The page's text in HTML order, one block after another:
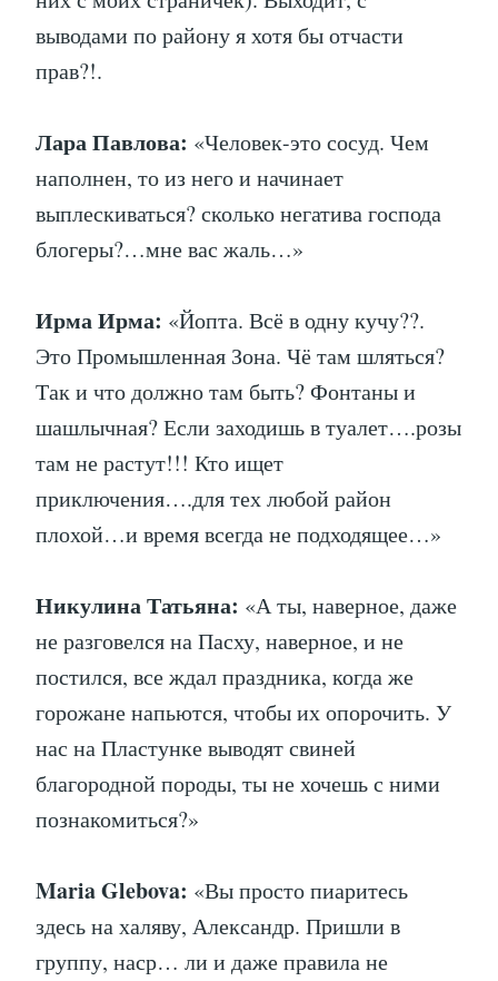
выводами по району я хотя бы отчасти
прав?!.
Лара Павлова: «Человек-это сосуд. Чем
наполнен, то из него и начинает
выплескиваться? сколько негатива господа
блогеры?…мне вас жаль…»
Ирма Ирма: «Йопта. Всё в одну кучу??.
Это Промышленная Зона. Чё там шляться?
Так и что должно там быть? Фонтаны и
шашлычная? Если заходишь в туалет….розы
там не растут!!! Кто ищет
приключения….для тех любой район
плохой…и время всегда не подходящее…»
Никулина Татьяна: «А ты, наверное, даже
не разговелся на Пасху, наверное, и не
постился, все ждал праздника, когда же
горожане напьются, чтобы их опорочить. У
нас на Пластунке выводят свиней
благородной породы, ты не хочешь с ними
познакомиться?»
Maria Glebova: «Вы просто пиаритесь
здесь на халяву, Александр. Пришли в
группу, наср… ли и даже правила не